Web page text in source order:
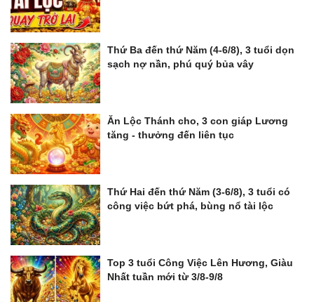
Thứ Ba đến thứ Năm (4-6/8), 3 tuổi dọn
sạch nợ nần, phú quý bủa vây
Ăn Lộc Thánh cho, 3 con giáp Lương
tăng - thưởng đến liên tục
Thứ Hai đến thứ Năm (3-6/8), 3 tuổi có
công việc bứt phá, bùng nổ tài lộc
Top 3 tuổi Công Việc Lên Hương, Giàu
Nhất tuần mới từ 3/8-9/8